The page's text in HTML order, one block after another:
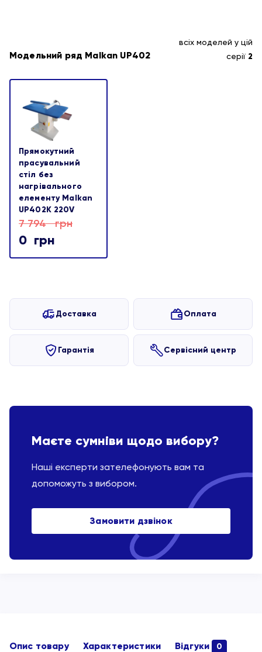
Модельний ряд Malkan UP402
всіх моделей у цій
серії 2
Прямокутний
прасувальний
стіл без
нагрівального
елементу Malkan
UP402K 220V
7 794грн
0 грн
Доставка Оплата
Гарантія Сервісний центр
Маєте сумніви щодо вибору?
Наші експерти зателефонують вам та
допоможуть з вибором.
Замовити дзвінок
Опис товару Характеристики Відгуки 0